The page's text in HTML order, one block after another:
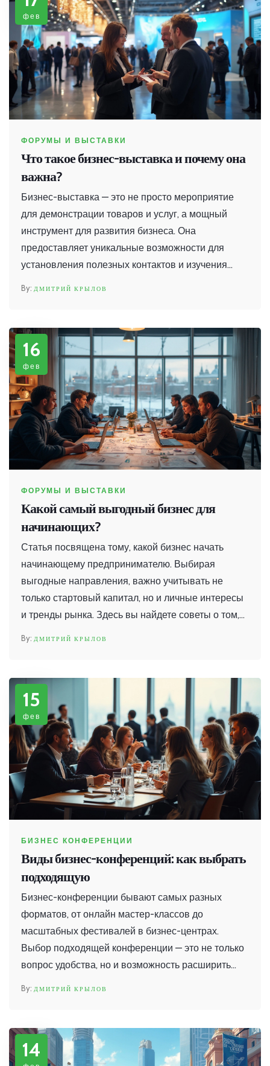
фев
ФОРУМЫ И ВЫСТАВКИ
Что такое бизнес-выставка и почему она
важна?
Бизнес-выставка — это не просто мероприятие
для демонстрации товаров и услуг, а мощный
инструмент для развития бизнеса. Она
предоставляет уникальные возможности для
установления полезных контактов и изучения
помогает укрепить бренд и привлечь
заинтересованных клиентов.
ДМИТРИЙ КРЫЛОВ
16
фев
ФОРУМЫ И ВЫСТАВКИ
Какой самый выгодный бизнес для
начинающих?
Статья посвящена тому, какой бизнес начать
начинающему предпринимателю. Выбирая
выгодные направления, важно учитывать не
только стартовый капитал, но и личные интересы
и тренды рынка. Здесь вы найдете советы о том,
форумов и выставок для бизнеса.
ДМИТРИЙ КРЫЛОВ
15
фев
БИЗНЕС КОНФЕРЕНЦИИ
Виды бизнес-конференций: как выбрать
подходящую
Бизнес-конференции бывают самых разных
форматов, от онлайн мастер-классов до
масштабных фестивалей в бизнес-центрах.
Выбор подходящей конференции — это не только
вопрос удобства, но и возможность расширить
правильный выбор. Определитесь, что для вас
важнее: динамика живого общения или свобода
ДМИТРИЙ КРЫЛОВ
14